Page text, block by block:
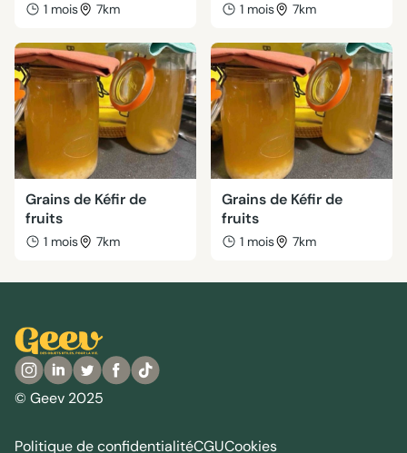
1 mois 7km 1 mois 7km
Grains de Kéfir de
fruits
1 mois 7km
Grains de Kéfir de
fruits
1 mois 7km
© Geev 2025
Politique de confidentialitéCGUCookies